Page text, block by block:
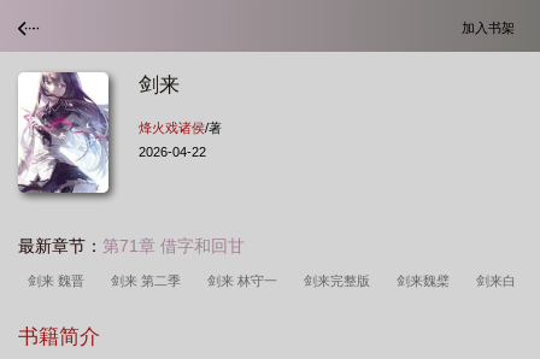
加入书架
剑来
烽火戏诸侯/著
2026-04-22
最新章节： 第71章 借字和回甘
剑来 魏晋 剑来 第二季 剑来 林守一 剑来完整版 剑来魏檗 剑来白
密 剑来白泽
书籍简介